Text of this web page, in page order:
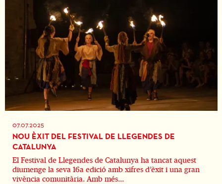
07.07.2025
NOU ÈXIT DEL FESTIVAL DE LLEGENDES DE
CATALUNYA
El Festival de Llegendes de Catalunya ha tancat aquest
diumenge la seva 16a edició amb xifres d’èxit i una gran
vivència comunitària. Amb més...